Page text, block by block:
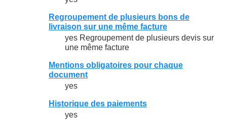
Regroupement de plusieurs bons de
livraison sur une même facture
yes Regroupement de plusieurs devis sur
une même facture
Mentions obligatoires pour chaque
document
yes
Historique des paiements
yes